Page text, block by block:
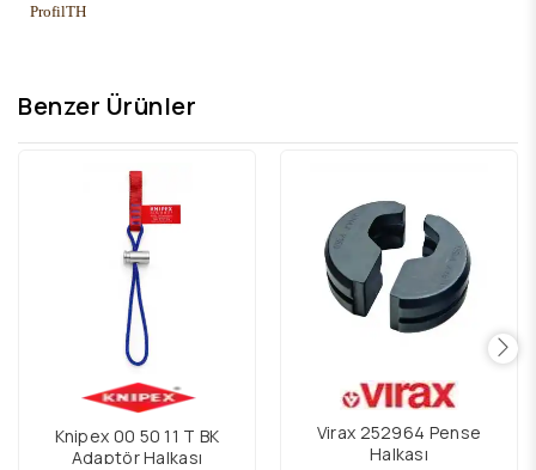
ProfilTH
Benzer Ürünler
Knipex 00 50 11 T BK
Adaptör Halkası
Virax 252964 Pense
Halkası